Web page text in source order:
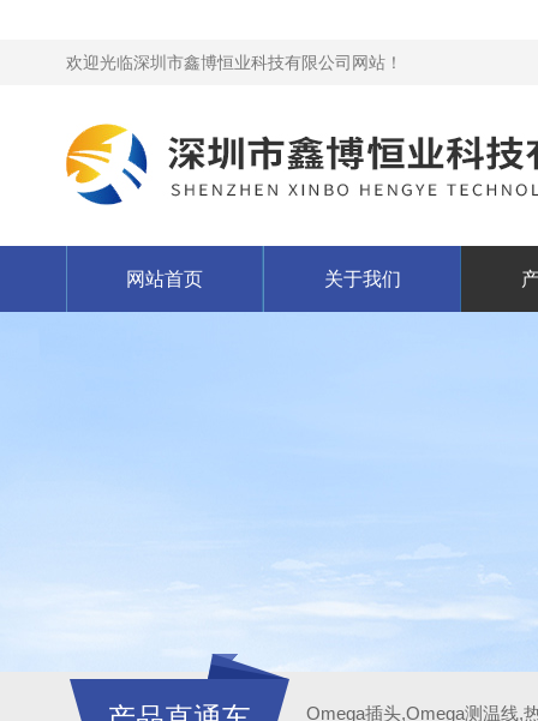
欢迎光临深圳市鑫博恒业科技有限公司网站！
网站首页 关于我们